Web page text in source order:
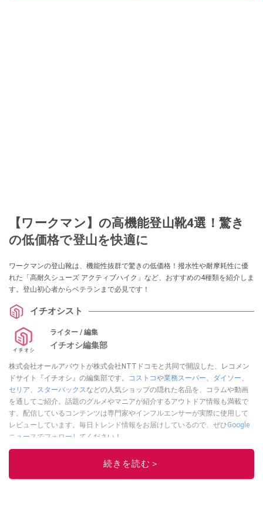
【ワークマン】の高機能登山靴4選！驚き
の低価格で登山を快適に
ワークマンの登山靴は、機能性抜群で驚きの低価格！撥水性や耐摩耗性に優
れた「高耐久シューズ アクティブハイク」など、おすすめの4種類を紹介しま
す。登山初心者からベテランまで必見です！
イチオシスト
ライター / 編集
イチオシ編集部
株式会社オールアバウトが株式会社NTTドコモと共同で開設した、レコメン
ドサイト『イチオシ』の編集部です。
コストコや業務スーパー ダイソー
セリア
スターバックス などの人気ショップの隠れた名品を、コラムや動画
を通してご紹介。話題のグルメやマニアが紹介するアウトドア情報も満載で
す。配信しているコンテンツは専門家やインフルエンサーが実際に使用して
レビューしています。毎日トレンド情報をお届けしているので、ぜひGoogle
ニュースでフォロー してください！
続きを読む＞